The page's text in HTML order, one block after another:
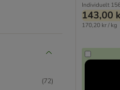
(72)
Individuelt
143,00
170,20 kr / kg